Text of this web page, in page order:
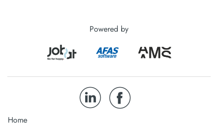
Powered by
Home